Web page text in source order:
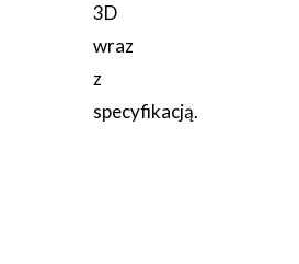
3D
wraz
z
specyfikacją.